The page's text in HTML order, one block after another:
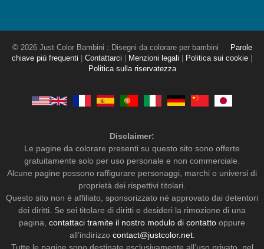
© 2026 Just Color Bambini : Disegni da colorare per bambini
Parole
chiave più frequenti
Contattarci Menzioni legali Politica sui cookie
Politica sulla riservatezza
Disclaimer:
Le pagine da colorare presenti su questo sito sono offerte
gratuitamente solo per uso personale e non commerciale.
Alcune pagine possono raffigurare personaggi, marchi o universi di
proprietà dei rispettivi titolari.
Questo sito non è affiliato, sponsorizzato né approvato dai detentori
dei diritti. Se sei titolare di diritti e desideri la rimozione di una
pagina, contattaci tramite il nostro modulo di contatto oppure
all’indirizzo contact@justcolor.net.